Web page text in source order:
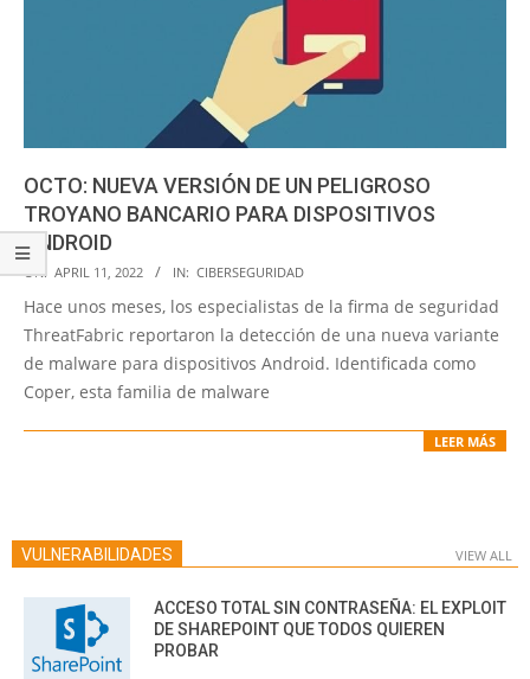
OCTO: NUEVA VERSIÓN DE UN PELIGROSO
TROYANO BANCARIO PARA DISPOSITIVOS
ANDROID
2022-
04-
11
ON: APRIL 11, 2022 IN: CIBERSEGURIDAD
Hace unos meses, los especialistas de la firma de seguridad
ThreatFabric reportaron la detección de una nueva variante
de malware para dispositivos Android. Identificada como
Coper, esta familia de malware
LEER MÁS
VULNERABILIDADES VIEW ALL
ACCESO TOTAL SIN CONTRASEÑA: EL EXPLOIT
DE SHAREPOINT QUE TODOS QUIEREN
PROBAR